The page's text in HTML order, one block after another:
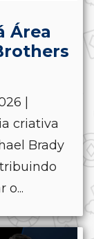
Área
|
criativa
Brady
o...